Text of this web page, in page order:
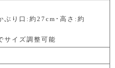
ぶり口:約27cm･高さ:約
サイズ調整可能